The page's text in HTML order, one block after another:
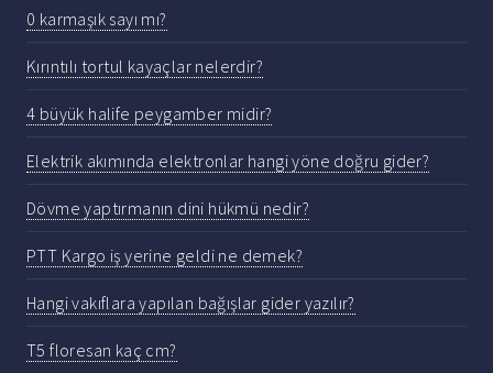
0 karmaşık sayı mı?
Kırıntılı tortul kayaçlar nelerdir?
4 büyük halife peygamber midir?
Elektrik akımında elektronlar hangi yöne doğru gider?
Dövme yaptırmanın dini hükmü nedir?
PTT Kargo iş yerine geldi ne demek?
Hangi vakıflara yapılan bağışlar gider yazılır?
T5 floresan kaç cm?